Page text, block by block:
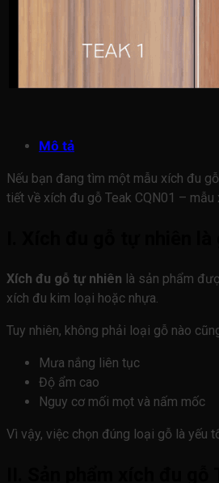
Mô tả
Nếu bạn đang tìm một mẫu xích đu
tiết về xích đu gỗ Teak CQN01 –
Xích đu gỗ tự nhiên là sản phẩm
xích đu kim loại hoặc nhựa.
Tuy nhiên, không phải loại gỗ nào
Mưa nắng liên tục
Độ ẩm cao
Nguy cơ mối mọt và nấm mốc
Vì vậy, việc chọn đúng loại gỗ là yếu